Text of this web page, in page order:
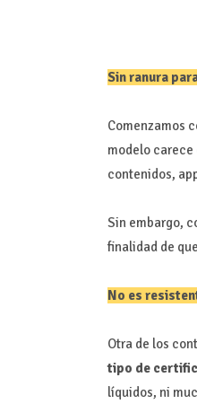
Sin ranura
Comenzamos
modelo carece
contenidos,
Sin embargo,
finalidad de
No es
Otra de los
tipo de
líquidos, ni